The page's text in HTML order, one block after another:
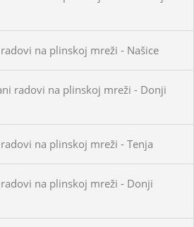
na plinskoj mreži - Našice
radovi na plinskoj mreži - Donji
na plinskoj mreži - Tenja
na plinskoj mreži - Donji